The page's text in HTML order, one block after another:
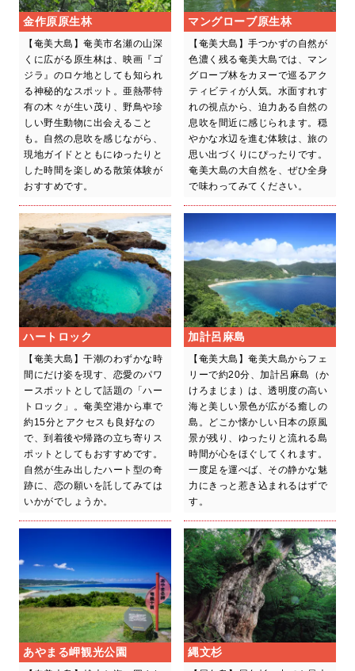
金作原原生林
【奄美大島】奄美市名瀬の山深
くに広がる原生林は、映画『ゴ
ジラ』のロケ地としても知られ
る神秘的なスポット。亜熱帯特
有の木々が生い茂り、野鳥や珍
しい野生動物に出会えること
も。自然の息吹を感じながら、
現地ガイドとともにゆったりと
した時間を楽しめる散策体験が
おすすめです。
マングローブ原生林
【奄美大島】手つかずの自然が
色濃く残る奄美大島では、マン
グローブ林をカヌーで巡るアク
ティビティが人気。水面すれす
れの視点から、迫力ある自然の
息吹を間近に感じられます。穏
やかな水辺を進む体験は、旅の
思い出づくりにぴったりです。
奄美大島の大自然を、ぜひ全身
で味わってみてください。
ハートロック
【奄美大島】干潮のわずかな時
間にだけ姿を現す、恋愛のパワ
ースポットとして話題の「ハー
トロック」。奄美空港から車で
約15分とアクセスも良好なの
で、到着後や帰路の立ち寄りス
ポットとしてもおすすめです。
自然が生み出したハート型の奇
跡に、恋の願いを託してみては
いかがでしょうか。
加計呂麻島
【奄美大島】奄美大島からフェ
リーで約20分、加計呂麻島（か
けろまじま）は、透明度の高い
海と美しい景色が広がる癒しの
島。どこか懐かしい日本の原風
景が残り、ゆったりと流れる島
時間が心をほぐしてくれます。
一度足を運べば、その静かな魅
力にきっと惹き込まれるはずで
す。
あやまる岬観光公園 縄文杉